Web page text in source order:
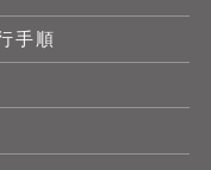
手順